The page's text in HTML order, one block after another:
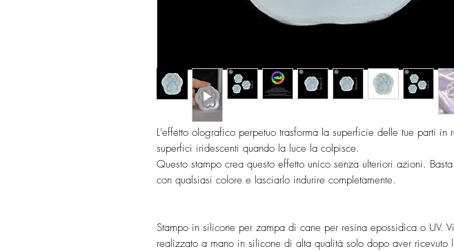
L'effetto olografico perpetuo trasforma la superficie delle tue parti in
superfici iridescenti quando la luce la colpisce.
Questo stampo crea questo effetto unico senza ulteriori azioni.
con qualsiasi colore e lasciarlo indurire completamente.
Stampo in silicone per zampa di cane per resina epossidica o UV.
realizzato a mano in silicone di alta qualità solo dopo aver ricevuto